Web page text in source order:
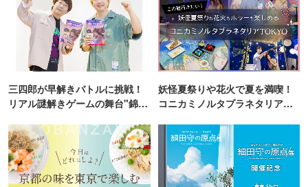
三四郎が早解きバトルに挑戦！
リアル謎解きゲームの舞台"錦糸
妖怪夏祭りや花火で夏を満喫！
コニカミノルタプラネタリア